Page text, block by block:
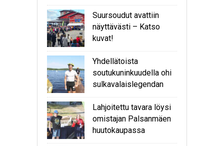
Suursoudut avattiin
näyttävästi – Katso
kuvat!
Yhdellätoista
soutukuninkuudella ohi
sulkavalaislegendan
Lahjoitettu tavara löysi
omistajan Palsanmäen
huutokaupassa